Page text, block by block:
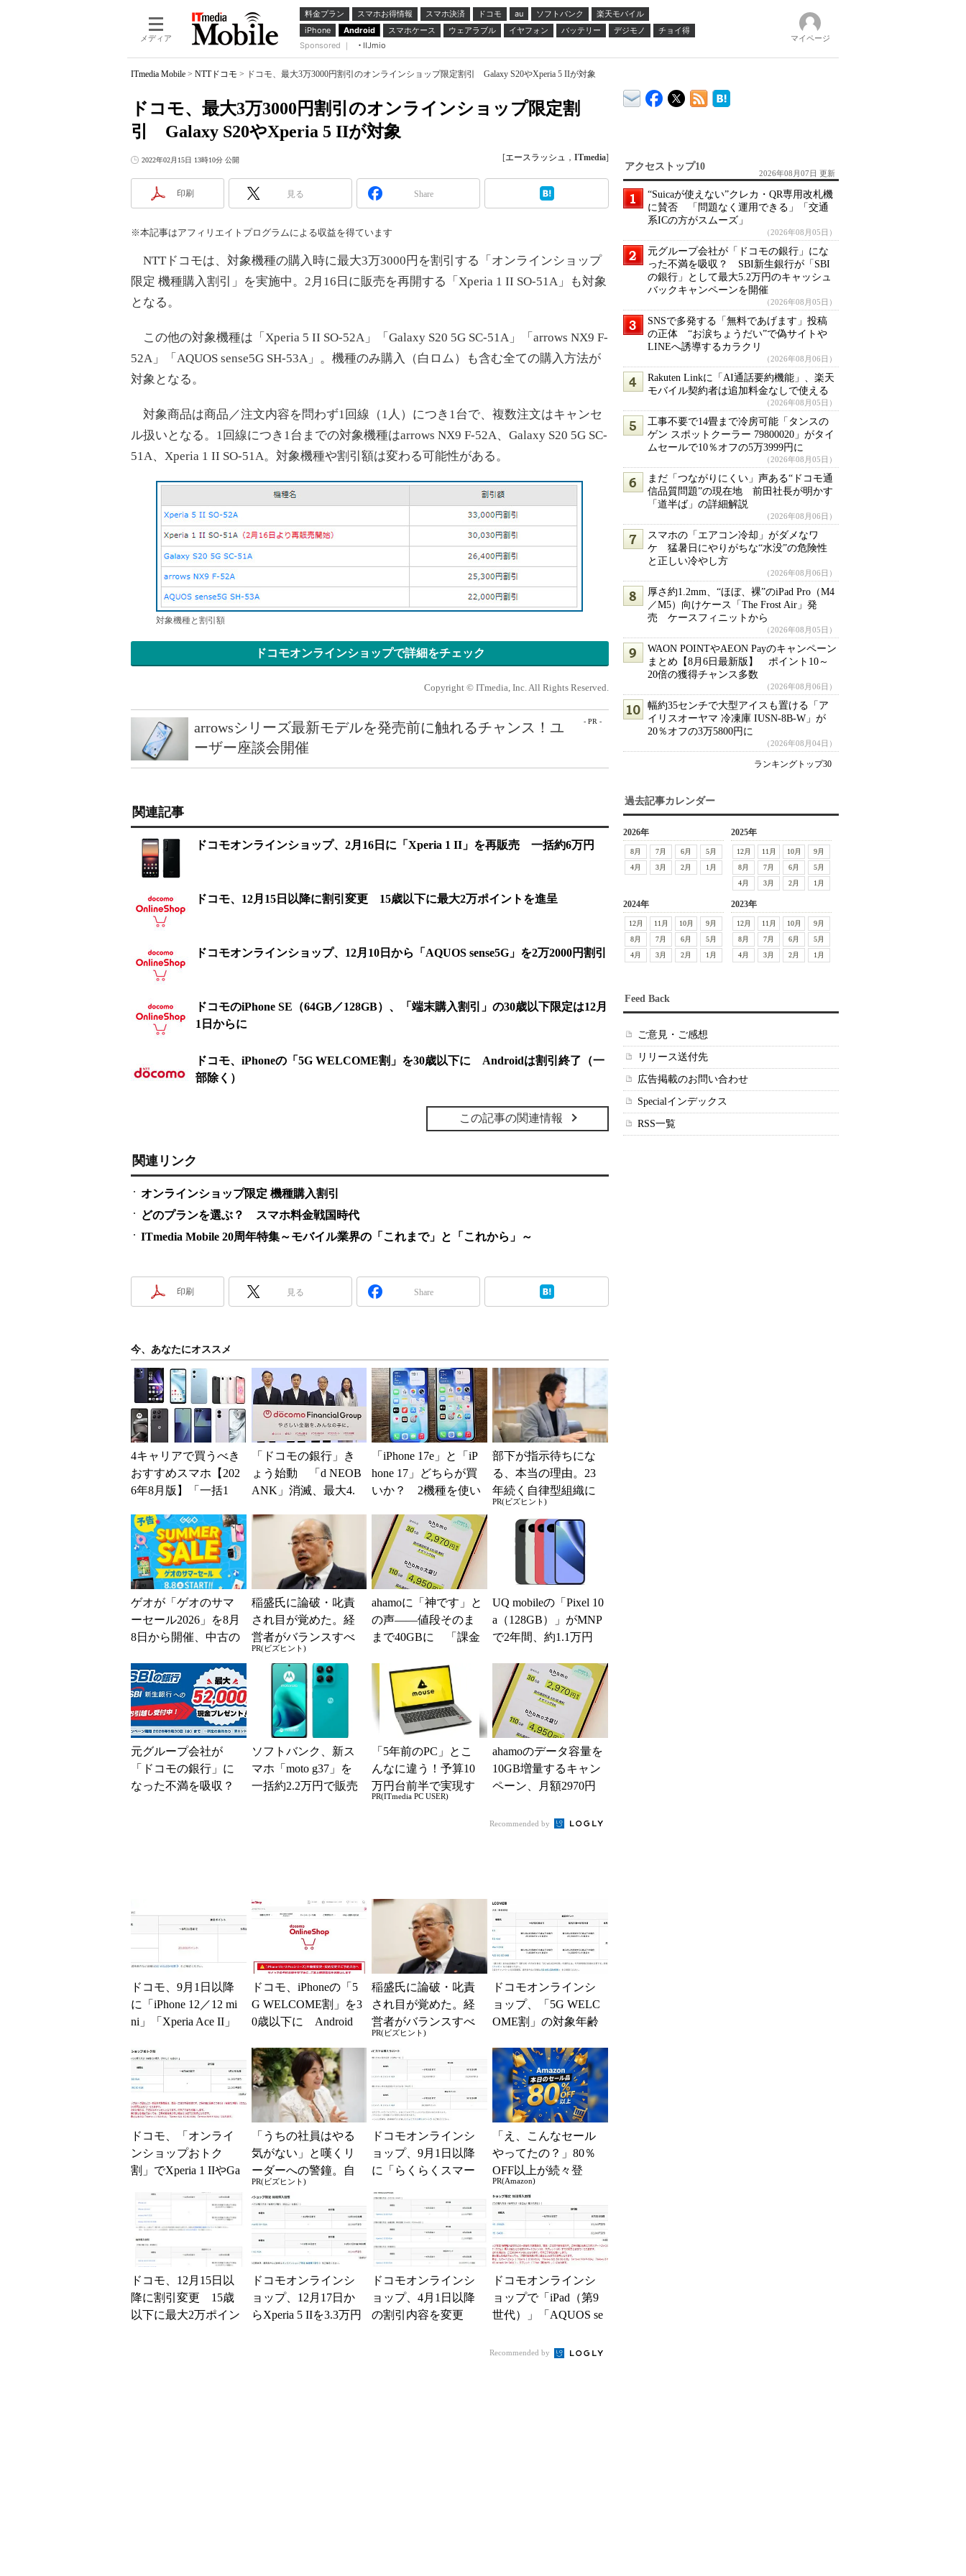
メディア
料金プラン スマホお得情報 スマホ決済 ドコモ au ソフトバンク
楽天モバイル
iPhone
Android スマホケース ウェアラブル イヤフォン バッテリー デジモノ
チョイ得
Sponsored ｜
IIJmio
マイページ
ITmedia Mobile > NTTドコモ > ドコモ、最大3万3000円割引のオンラインショップ限定割引 Galaxy S20やXperia 5 IIが対象
ドコモ、最大3万3000円割引のオンラインショップ限定割
引 Galaxy S20やXperia 5 IIが対象
2022年02月15日 13時10分 公開 [エースラッシュ ， ITmedia]
印刷 見る Share
※本記事はアフィリエイトプログラムによる収益を得ています
NTTドコモは、対象機種の購入時に最大3万3000円を割引する「オンラインショップ
限定 機種購入割引」を実施中。2月16日に販売を再開する「Xperia 1 II SO-51A」も対象
となる。
この他の対象機種は「Xperia 5 II SO-52A」「Galaxy S20 5G SC-51A」「arrows NX9 F-
52A」「AQUOS sense5G SH-53A」。機種のみ購入（白ロム）も含む全ての購入方法が
対象となる。
対象商品は商品／注文内容を問わず1回線（1人）につき1台で、複数注文はキャンセ
ル扱いとなる。1回線につき1台までの対象機種はarrows NX9 F-52A、Galaxy S20 5G SC-
51A、Xperia 1 II SO-51A。対象機種や割引額は変わる可能性がある。
対象機種と割引額
ドコモオンラインショップで詳細をチェック
Copyright © ITmedia, Inc. All Rights Reserved.
- PR -
arrowsシリーズ最新モデルを発売前に触れるチャンス！ユ
ーザー座談会開催
関連記事
ドコモオンラインショップ、2月16日に「Xperia 1 II」を再販売 一括約6万円
ドコモ、12月15日以降に割引変更 15歳以下に最大2万ポイントを進呈
ドコモオンラインショップ、12月10日から「AQUOS sense5G」を2万2000円割引
ドコモのiPhone SE（64GB／128GB）、「端末購入割引」の30歳以下限定は12月
1日からに
ドコモ、iPhoneの「5G WELCOME割」を30歳以下に Androidは割引終了（一
部除く）
この記事の関連情報
関連リンク
オンラインショップ限定 機種購入割引
どのプランを選ぶ？ スマホ料金戦国時代
ITmedia Mobile 20周年特集～モバイル業界の「これまで」と「これから」～
印刷 見る Share
今、あなたにオススメ
4キャリアで買うべき
おすすめスマホ【202
6年8月版】「一括1
得なiPhone／...
「ドコモの銀行」き
ょう始動 「d NEOB
ANK」消滅、最大4.
解説
「iPhone 17e」と「iP
hone 17」どちらが買
いか？ 2機種を使い
ッ...
部下が指示待ちにな
る、本当の理由。23
年続く自律型組織に
共通する「3つの要
PR(ビズヒント)
ゲオが「ゲオのサマ
ーセール2026」を8月
8日から開催、中古の
得に
稲盛氏に論破・叱責
され目が覚めた。経
営者がバランスすべ
き2つの背反
PR(ビズヒント)
ahamoに「神です」と
の声――値段そのま
まで40GBに 「課金
た」と戸惑いも
UQ mobileの「Pixel 10
a（128GB）」がMNP
で2年間、約1.1万円
元グループ会社が
「ドコモの銀行」に
なった不満を吸収？
ソフトバンク、新ス
マホ「moto g37」を
一括約2.2万円で販売
「5年前のPC」とこ
んなに違う！予算10
万円台前半で実現す
る快適PCライフ
PR(ITmedia PC USER)
ahamoのデータ容量を
10GB増量するキャン
ペーン、月額2970円
ら
Recommended by
ドコモ、9月1日以降
に「iPhone 12／12 mi
ni」「Xperia Ace II」
ドコモ、iPhoneの「5
G WELCOME割」を3
0歳以下に Android
く）
稲盛氏に論破・叱責
され目が覚めた。経
営者がバランスすべ
き2つの背反
PR(ビズヒント)
ドコモオンラインシ
ョップ、「5G WELC
OME割」の対象年齢
下に
ドコモ、「オンライ
ンショップおトク
割」でXperia 1 IIやGa
「うちの社員はやる
気がない」と嘆くリ
ーダーへの警鐘。自
律型組織をつくる前
に外せない、たった
一つの順番
PR(ビズヒント)
ドコモオンラインシ
ョップ、9月1日以降
に「らくらくスマー
割引を変更
「え、こんなセール
やってたの？」80％
OFF以上が続々登
場！Amazonの本気が
凄すぎる
PR(Amazon)
ドコモ、12月15日以
降に割引変更 15歳
以下に最大2万ポイン
ドコモオンラインシ
ョップ、12月17日か
らXperia 5 IIを3.3万円
ドコモオンラインシ
ョップ、4月1日以降
の割引内容を変更
ドコモオンラインシ
ョップで「iPad（第9
世代）」「AQUOS se
日から
Recommended by
アクセストップ10
2026年08月07日 更新
“Suicaが使えない”クレカ・QR専用改札機
に賛否 「問題なく運用できる」「交通
系ICの方がスムーズ」
（2026年08月05日）
元グループ会社が「ドコモの銀行」にな
った不満を吸収？ SBI新生銀行が「SBI
の銀行」として最大5.2万円のキャッシュ
バックキャンペーンを開催
（2026年08月05日）
SNSで多発する「無料であげます」投稿
の正体 “お涙ちょうだい”で偽サイトや
LINEへ誘導するカラクリ
（2026年08月06日）
Rakuten Linkに「AI通話要約機能」、楽天
モバイル契約者は追加料金なしで使える
（2026年08月05日）
工事不要で14畳まで冷房可能「タンスの
ゲン スポットクーラー 79800020」がタイ
ムセールで10％オフの5万3999円に
（2026年08月05日）
まだ「つながりにくい」声ある“ドコモ通
信品質問題”の現在地 前田社長が明かす
「道半ば」の詳細解説
（2026年08月06日）
スマホの「エアコン冷却」がダメなワ
ケ 猛暑日にやりがちな“水没”の危険性
と正しい冷やし方
（2026年08月06日）
厚さ約1.2mm、“ほぼ、裸”のiPad Pro（M4
／M5）向けケース「The Frost Air」発
売 ケースフィニットから
（2026年08月05日）
WAON POINTやAEON Payのキャンペーン
まとめ【8月6日最新版】 ポイント10～
20倍の獲得チャンス多数
（2026年08月06日）
幅約35センチで大型アイスも置ける「ア
イリスオーヤマ 冷凍庫 IUSN-8B-W」が
20％オフの3万5800円に
（2026年08月04日）
ランキングトップ30
過去記事カレンダー
2026年
8月 7月 6月
5月
4月
3月 2月 1月
2025年
12月 11月 10月
9月
8月
7月 6月
5月
4月
3月 2月 1月
2024年
12月 11月 10月
9月
8月
7月 6月
5月
4月
3月 2月 1月
2023年
12月 11月 10月
9月
8月
7月 6月
5月
4月
3月 2月 1月
Feed Back
ご意見・ご感想
リリース送付先
広告掲載のお問い合わせ
Specialインデックス
RSS一覧